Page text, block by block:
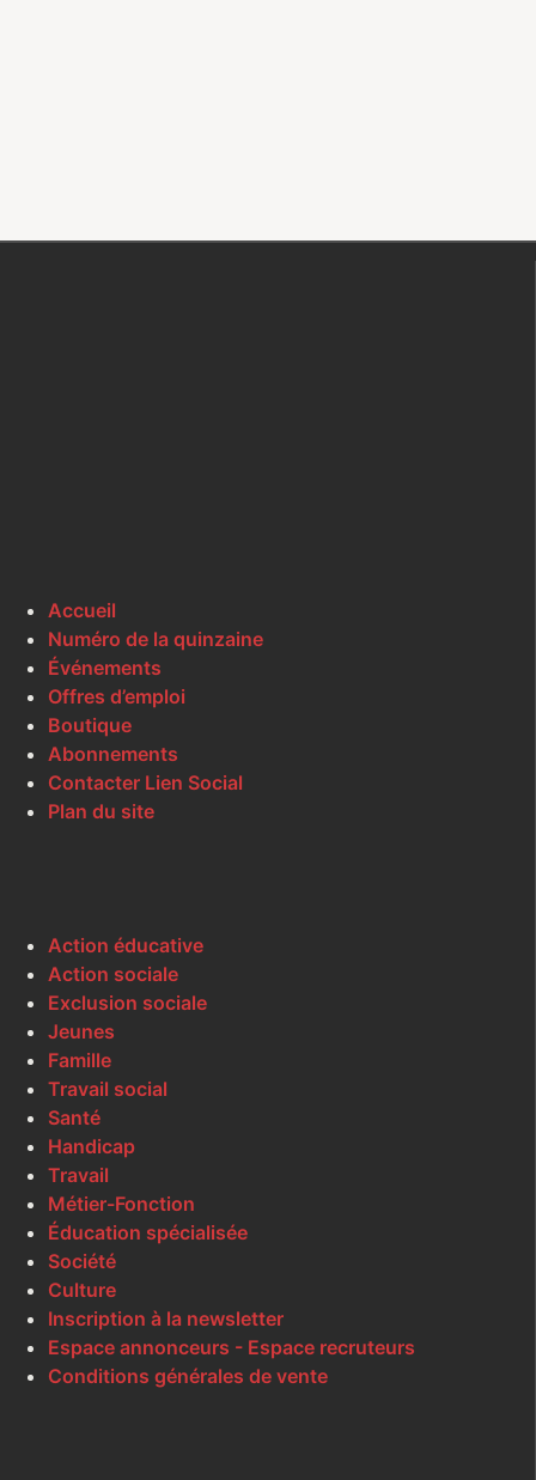
Accueil
Numéro de la quinzaine
Événements
Offres d’emploi
Boutique
Abonnements
Contacter Lien Social
Plan du site
Action éducative
Action sociale
Exclusion sociale
Jeunes
Famille
Travail social
Santé
Handicap
Travail
Métier-Fonction
Éducation spécialisée
Société
Culture
Inscription à la newsletter
Espace annonceurs - Espace recruteurs
Conditions générales de vente